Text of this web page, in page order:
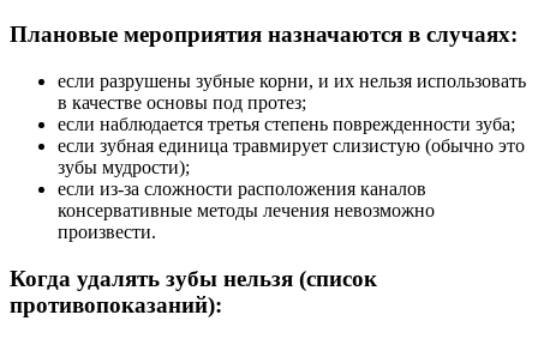
Плановые мероприятия назначаются в случаях:
если разрушены зубные корни, и их нельзя использовать
в качестве основы под протез;
если наблюдается третья степень поврежденности зуба;
если зубная единица травмирует слизистую (обычно это
зубы мудрости);
если из-за сложности расположения каналов
консервативные методы лечения невозможно
произвести.
Когда удалять зубы нельзя (список
противопоказаний):